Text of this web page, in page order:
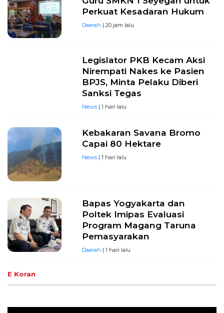
Perkuat Kesadaran Hukum
Daerah | 20 jam lalu
Legislator PKB Kecam Aksi
Nirempati Nakes ke Pasien
BPJS, Minta Pelaku Diberi
Sanksi Tegas
News | 1 hari lalu
Kebakaran Savana Bromo
Capai 80 Hektare
News | 1 hari lalu
Bapas Yogyakarta dan
Poltek Imipas Evaluasi
Program Magang Taruna
Pemasyarakan
Daerah | 1 hari lalu
E Koran